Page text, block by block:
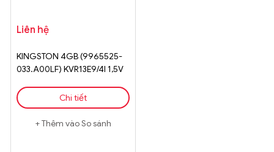
Liên hệ
KINGSTON 4GB (9965525-
033.A00LF) KVR13E9/4I 1,5V
Chi tiết
Thêm vào So sánh